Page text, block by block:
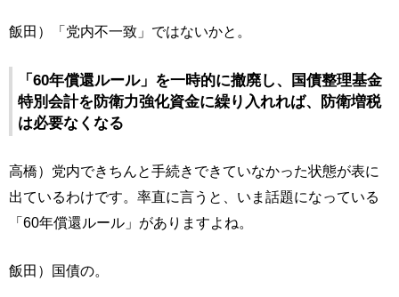
飯田）「党内不一致」ではないかと。
「60年償還ルール」を一時的に撤廃し、国債整理基金
特別会計を防衛力強化資金に繰り入れれば、防衛増税
は必要なくなる
高橋）党内できちんと手続きできていなかった状態が表に
出ているわけです。率直に言うと、いま話題になっている
「60年償還ルール」がありますよね。
飯田）国債の。